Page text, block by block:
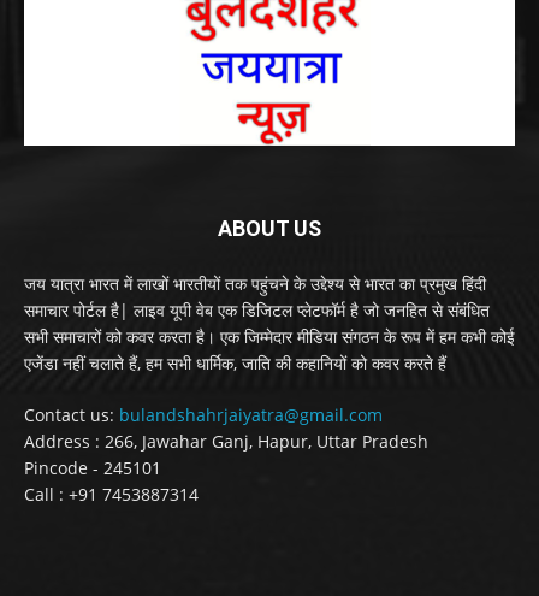
ABOUT US
जय यात्रा भारत में लाखों भारतीयों तक पहुंचने के उद्देश्य से भारत का प्रमुख हिंदी
समाचार पोर्टल है| लाइव यूपी वेब एक डिजिटल प्लेटफॉर्म है जो जनहित से संबंधित
सभी समाचारों को कवर करता है। एक जिम्मेदार मीडिया संगठन के रूप में हम कभी कोई
एजेंडा नहीं चलाते हैं, हम सभी धार्मिक, जाति की कहानियों को कवर करते हैं
Contact us: bulandshahrjaiyatra@gmail.com
Address : 266, Jawahar Ganj, Hapur, Uttar Pradesh
Pincode - 245101
Call : +91 7453887314